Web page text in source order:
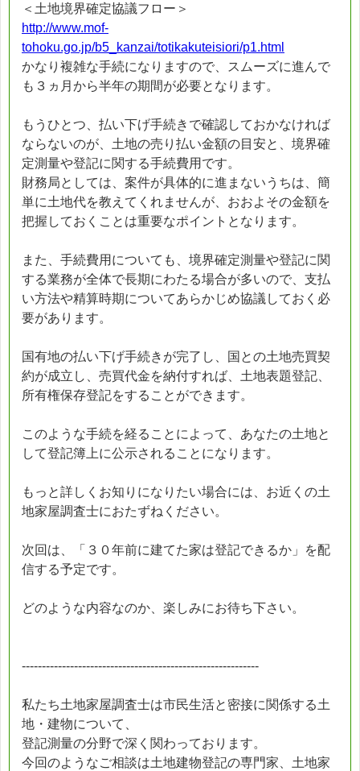
＜土地境界確定協議フロー＞
http://www.mof-
tohoku.go.jp/b5_kanzai/totikakuteisiori/p1.html
かなり複雑な手続になりますので、スムーズに進んで
も３ヵ月から半年の期間が必要となります。
もうひとつ、払い下げ手続きで確認しておかなければ
ならないのが、土地の売り払い金額の目安と、境界確
定測量や登記に関する手続費用です。
財務局としては、案件が具体的に進まないうちは、簡
単に土地代を教えてくれませんが、おおよその金額を
把握しておくことは重要なポイントとなります。
また、手続費用についても、境界確定測量や登記に関
する業務が全体で長期にわたる場合が多いので、支払
い方法や精算時期についてあらかじめ協議しておく必
要があります。
国有地の払い下げ手続きが完了し、国との土地売買契
約が成立し、売買代金を納付すれば、土地表題登記、
所有権保存登記をすることができます。
このような手続を経ることによって、あなたの土地と
して登記簿上に公示されることになります。
もっと詳しくお知りになりたい場合には、お近くの土
地家屋調査士におたずねください。
次回は、「３０年前に建てた家は登記できるか」を配
信する予定です。
どのような内容なのか、楽しみにお待ち下さい。
-----------------------------------------------------------
私たち土地家屋調査士は市民生活と密接に関係する土
地・建物について、
登記測量の分野で深く関わっております。
今回のようなご相談は土地建物登記の専門家、土地家